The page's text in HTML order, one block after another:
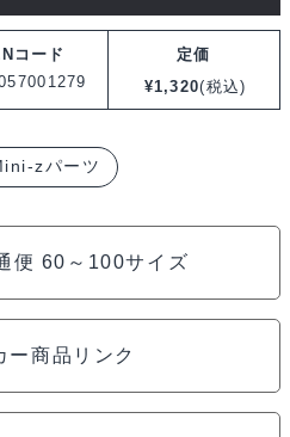
コード
定価
¥1,320(税込)
zパーツ
便 60～100サイズ
ー商品リンク